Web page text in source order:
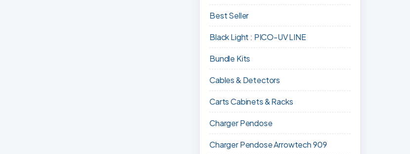
Best Seller
Black Light : PICO-UV LINE
Bundle Kits
Cables & Detectors
Carts Cabinets & Racks
Charger Pendose
Charger Pendose Arrowtech 909